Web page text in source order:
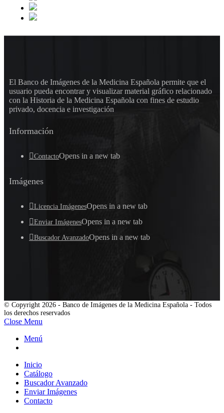
El Banco de Imágenes de la Medicina Española permite que el
usuario pueda encontrar y visualizar material gráfico relacionado
con la Historia de la Medicina Española con fines de estudio
privado, docencia e investigación
Información
ContactoOpens in a new tab
Imágenes
Licencia ImágenesOpens in a new tab
Enviar ImágenesOpens in a new tab
Buscador AvanzadoOpens in a new tab
© Copyright 2026 - Banco de Imágenes de la Medicina Española - Todos
los derechos reservados
Close Menu
Menú
Inicio
Catálogo
Buscador Avanzado
Enviar Imágenes
Contacto